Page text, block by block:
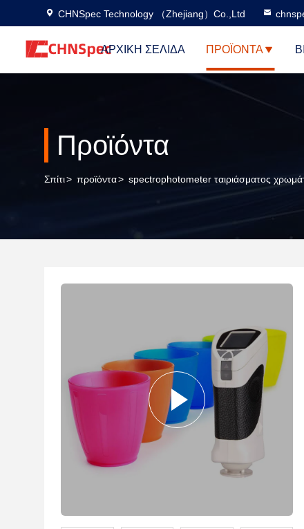
CHNSpec Technology （Zhejiang）Co.,Ltd
ΑΡΧΙΚΉ ΣΕΛΊΔΑ ΠΡΟΪΌΝΤΑ
Προϊόντα
Σπίτι> προϊόντα> spectrophotometer ταιριάσματος